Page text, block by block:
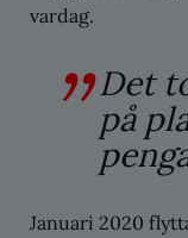
vardag.
Det
på
Januari 2020